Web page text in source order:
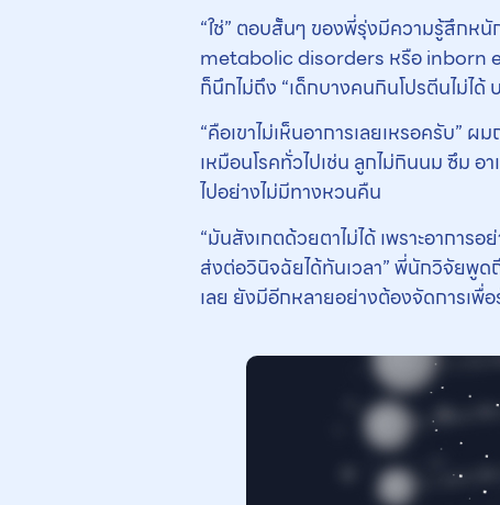
“ใช่” ตอบสั้นๆ ของพี่รุ่งมีความรู้สึกห
metabolic disorders หรือ inborn
ก็นึกไม่ถึง “เด็กบางคนกินโปรตีนไม่ไ
“คือเขาไม่เห็นอาการเลยเหรอครับ”
เหมือนโรคทั่วไปเช่น ลูกไม่กินนม ซึม
ไปอย่างไม่มีทางหวนคืน
“มันสังเกตด้วยตาไม่ได้ เพราะอาการ
ส่งต่อวินิจฉัยได้ทันเวลา” พี่นักวิจัยพูด
เลย ยังมีอีกหลายอย่างต้องจัดการเพื่